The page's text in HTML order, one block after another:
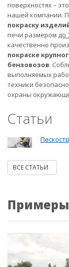
поверхностях –
нашей компании.
покраску
печи размером до
качественно
покраске
бензовозов.
выполняемых
техники
охраны
Статьи
ВСЕ СТАТЬИ